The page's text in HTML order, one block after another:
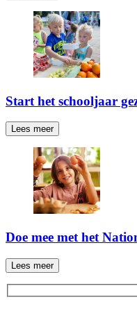
Start het schooljaar
Lees meer
Doe mee met het
Lees meer